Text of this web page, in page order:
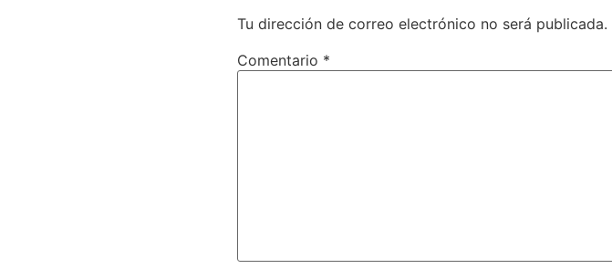
Tu dirección de correo electrónico no será publicada.
Comentario *